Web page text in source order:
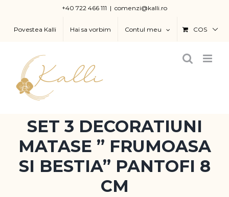
content
+40 722 466 111 | comenzi@kalli.ro
Povestea Kalli Hai sa vorbim Contul meu COS
SET 3 DECORATIUNI
MATASE ” FRUMOASA
SI BESTIA” PANTOFI 8
CM